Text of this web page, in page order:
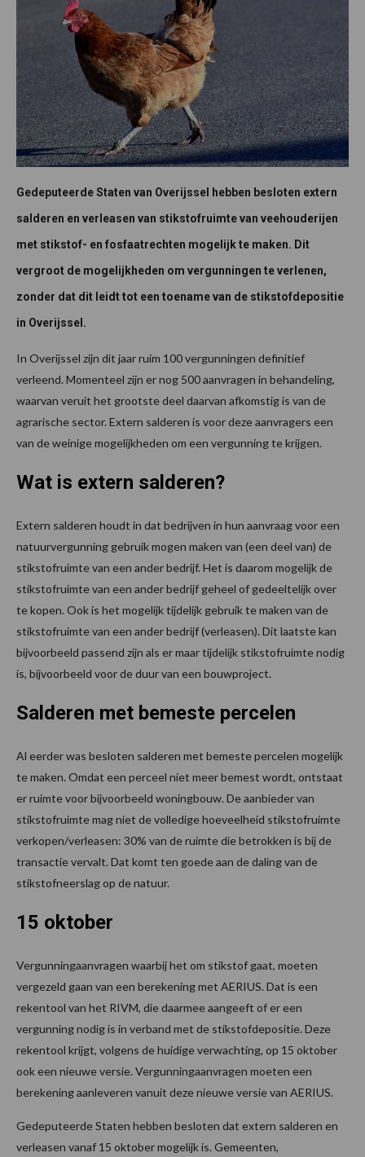
Gedeputeerde Staten van Overijssel hebben besloten extern
salderen en verleasen van stikstofruimte van veehouderijen
met stikstof- en fosfaatrechten mogelijk te maken. Dit
vergroot de mogelijkheden om vergunningen te verlenen,
zonder dat dit leidt tot een toename van de stikstofdepositie
in Overijssel.
In Overijssel zijn dit jaar ruim 100 vergunningen definitief
verleend. Momenteel zijn er nog 500 aanvragen in behandeling,
waarvan veruit het grootste deel daarvan afkomstig is van de
agrarische sector. Extern salderen is voor deze aanvragers een
van de weinige mogelijkheden om een vergunning te krijgen.
Wat is extern salderen?
Extern salderen houdt in dat bedrijven in hun aanvraag voor een
natuurvergunning gebruik mogen maken van (een deel van) de
stikstofruimte van een ander bedrijf. Het is daarom mogelijk de
stikstofruimte van een ander bedrijf geheel of gedeeltelijk over
te kopen. Ook is het mogelijk tijdelijk gebruik te maken van de
stikstofruimte van een ander bedrijf (verleasen). Dit laatste kan
bijvoorbeeld passend zijn als er maar tijdelijk stikstofruimte nodig
is, bijvoorbeeld voor de duur van een bouwproject.
Salderen met bemeste percelen
Al eerder was besloten salderen met bemeste percelen mogelijk
te maken. Omdat een perceel niet meer bemest wordt, ontstaat
er ruimte voor bijvoorbeeld woningbouw. De aanbieder van
stikstofruimte mag niet de volledige hoeveelheid stikstofruimte
verkopen/verleasen: 30% van de ruimte die betrokken is bij de
transactie vervalt. Dat komt ten goede aan de daling van de
stikstofneerslag op de natuur.
15 oktober
Vergunningaanvragen waarbij het om stikstof gaat, moeten
vergezeld gaan van een berekening met AERIUS. Dat is een
rekentool van het RIVM, die daarmee aangeeft of er een
vergunning nodig is in verband met de stikstofdepositie. Deze
rekentool krijgt, volgens de huidige verwachting, op 15 oktober
ook een nieuwe versie. Vergunningaanvragen moeten een
berekening aanleveren vanuit deze nieuwe versie van AERIUS.
Gedeputeerde Staten hebben besloten dat extern salderen en
verleasen vanaf 15 oktober mogelijk is. Gemeenten,